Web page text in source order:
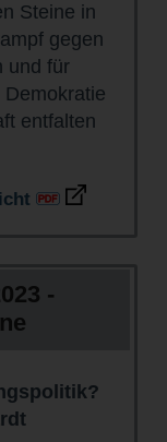
Steine in
gegen
und für
entfalten
-